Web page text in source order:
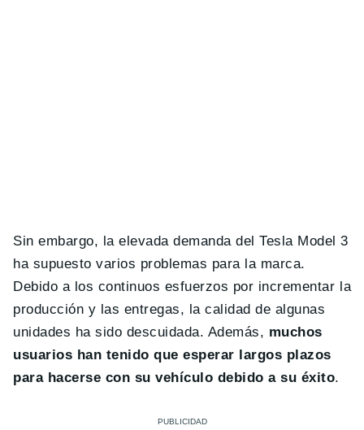
Sin embargo, la elevada demanda del Tesla Model 3
ha supuesto varios problemas para la marca.
Debido a los continuos esfuerzos por incrementar la
producción y las entregas, la calidad de algunas
unidades ha sido descuidada. Además, muchos
usuarios han tenido que esperar largos plazos
para hacerse con su vehículo debido a su éxito.